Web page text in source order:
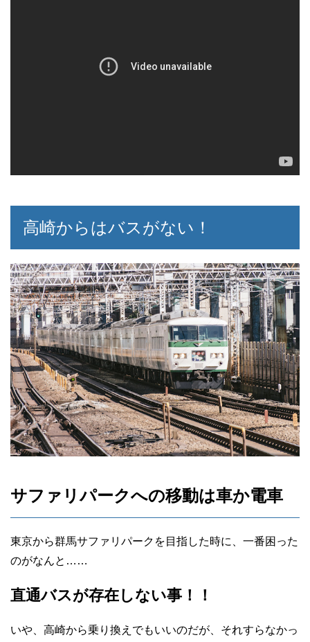
高崎からはバスがない！
サファリパークへの移動は車か電車
東京から群馬サファリパークを目指した時に、一番困った
のがなんと……
直通バスが存在しない事！！
いや、高崎から乗り換えでもいいのだが、それすらなかっ